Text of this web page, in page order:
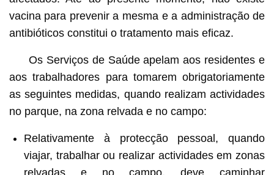
vacina para prevenir a mesma e a administração de
antibióticos constitui o tratamento mais eficaz.
Os Serviços de Saúde apelam aos residentes e
aos trabalhadores para tomarem obrigatoriamente
as seguintes medidas, quando realizam actividades
no parque, na zona relvada e no campo:
Relativamente à protecção pessoal, quando
viajar, trabalhar ou realizar actividades em zonas
relvadas e no campo, deve caminhar